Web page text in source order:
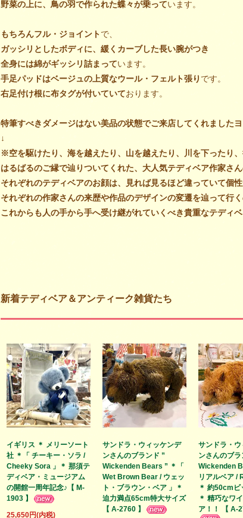
野菜の上に、鳥の羽で作られた蝶々が乗っています。
もちろんフル・ジョイントで、
ガッシリとしたボディに、緩くカーブした長い腕がつき
全身には綿がギッシリ詰まっています。
手足パッドはベージュの上質なウール・フェルト張り です。
右足付け根に布タグが付いていております。
特筆すべきダメージはない美品の状態でご来店してくれましたヨ
↓
※空を駆けたり、海を越えたり、山を越えたり、川を下ったり、
はるばるのご縁で辿りついてくれた、大人気テディベア作家さ
それぞれのテディベアのお顔は、見れば見るほど違っていて個性
それぞれの作家さんの来歴や作品のデザインの変遷を辿って行
これからも人の手から手へ受け継がれていくべき貴重なテデ
新着テディベア＆アンティーク雑貨たち
イギリス ＊ メリーソート
社 ＊「 チーキー・ソラ /
Cheeky Sora 」＊ 那須テ
ディベア・ミュージアム
の開館一周年記念♪【 M-
1903 】
25,650円(内税)
サンドラ・ウィッケンデ
ンさんのブランド ”
Wickenden Bears ” ＊「
Wet Brown Bear / ウェッ
ト・ブラウン・ベア 」＊
迫力満点65cm特大サイズ
【 A-2760 】
サンドラ・
ンさんのブラ
Wickenden
リアルベア /
＊ 約50cmビ
＊ 精巧なワ
ア！！ 【 A-